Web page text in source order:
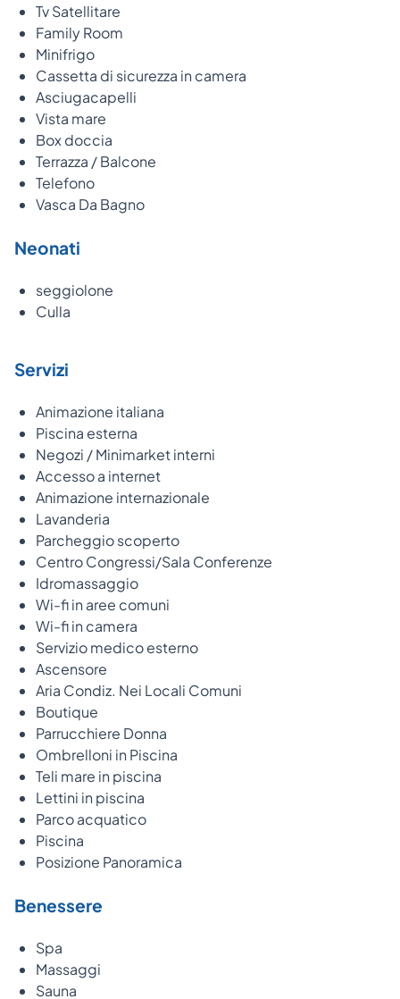
Tv Satellitare
Family Room
Minifrigo
Cassetta di sicurezza in camera
Asciugacapelli
Vista mare
Box doccia
Terrazza / Balcone
Telefono
Vasca Da Bagno
Neonati
seggiolone
Culla
Servizi
Animazione italiana
Piscina esterna
Negozi / Minimarket interni
Accesso a internet
Animazione internazionale
Lavanderia
Parcheggio scoperto
Centro Congressi/Sala Conferenze
Idromassaggio
Wi-fi in aree comuni
Wi-fi in camera
Servizio medico esterno
Ascensore
Aria Condiz. Nei Locali Comuni
Boutique
Parrucchiere Donna
Ombrelloni in Piscina
Teli mare in piscina
Lettini in piscina
Parco acquatico
Piscina
Posizione Panoramica
Benessere
Spa
Massaggi
Sauna